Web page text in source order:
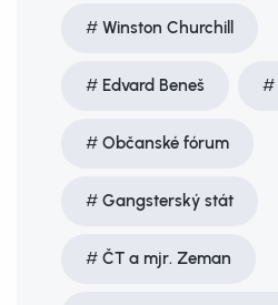
Winston Churchill
Edvard Beneš
Občanské fórum
Gangsterský stát
ČT a mjr. Zeman